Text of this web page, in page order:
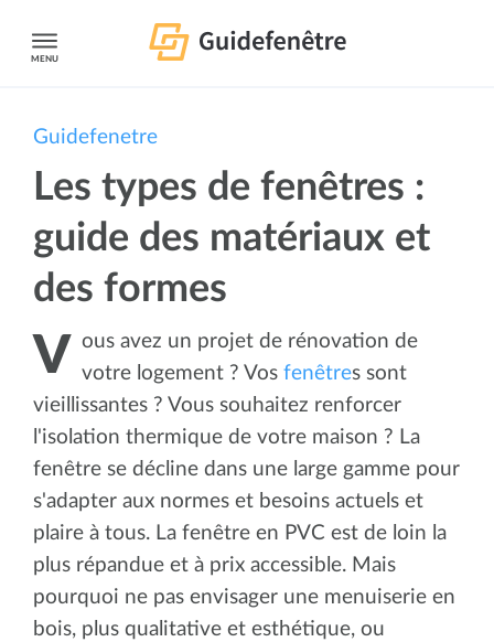
MENU
Guidefenetre
Les types de fenêtres :
guide des matériaux et
des formes
Vous avez un projet de rénovation de votre logement ? Vos fenêtres sont
vieillissantes ? Vous souhaitez renforcer
l'isolation thermique de votre maison ? La
fenêtre se décline dans une large gamme pour
s'adapter aux normes et besoins actuels et
plaire à tous. La fenêtre en PVC est de loin la
plus répandue et à prix accessible. Mais
pourquoi ne pas envisager une menuiserie en
bois, plus qualitative et esthétique, ou